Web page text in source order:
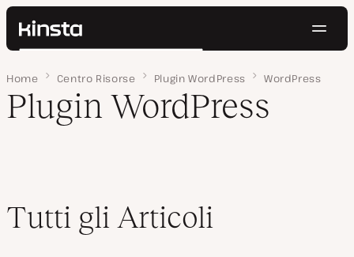
Kinsta®
Soluzioni
Prezzi
Risorse
Cerca
Accedi
Home Centro Risorse Plugin WordPress WordPress
Pagina 6
Plugin WordPress
Tutti gli Articoli